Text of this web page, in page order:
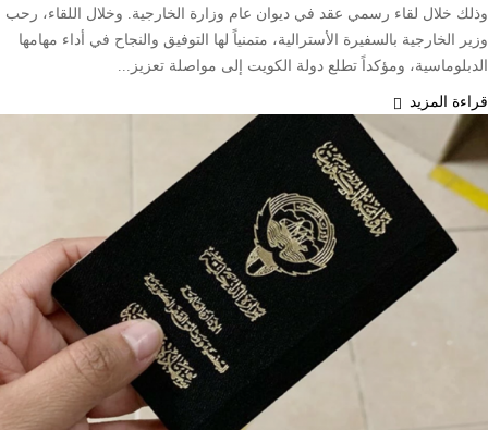
وذلك خلال لقاء رسمي عقد في ديوان عام وزارة الخارجية. وخلال اللقاء، رحب
وزير الخارجية بالسفيرة الأسترالية، متمنياً لها التوفيق والنجاح في أداء مهامها
الدبلوماسية، ومؤكداً تطلع دولة الكويت إلى مواصلة تعزيز...
قراءة المزيد